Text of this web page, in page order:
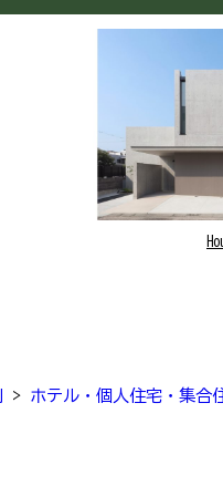
> ホテル・個人住宅・集合